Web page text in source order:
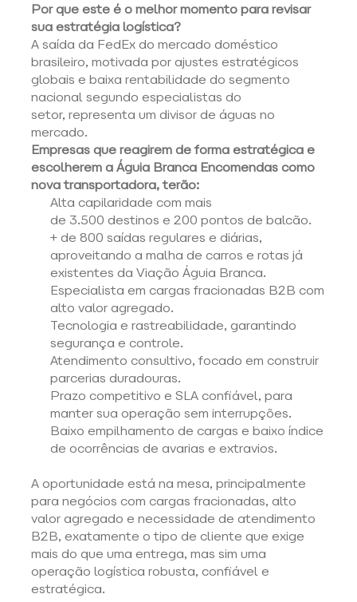
Por que este é o melhor momento para revisar
sua estratégia logística?
A saída da FedEx do mercado doméstico
brasileiro, motivada por ajustes estratégicos
globais e baixa rentabilidade do segmento
nacional segundo especialistas do
setor, representa um divisor de águas no
mercado.
Empresas que reagirem de forma estratégica e
escolherem a Águia Branca Encomendas como
nova transportadora, terão:
Alta capilaridade com mais
de 3.500 destinos e 200 pontos de balcão.
+ de 800 saídas regulares e diárias,
aproveitando a malha de carros e rotas já
existentes da Viação Águia Branca.
Especialista em cargas fracionadas B2B com
alto valor agregado.
Tecnologia e rastreabilidade, garantindo
segurança e controle.
Atendimento consultivo, focado em construir
parcerias duradouras.
Prazo competitivo e SLA confiável, para
manter sua operação sem interrupções.
Baixo empilhamento de cargas e baixo índice
de ocorrências de avarias e extravios.
A oportunidade está na mesa, principalmente
para negócios com cargas fracionadas, alto
valor agregado e necessidade de atendimento
B2B, exatamente o tipo de cliente que exige
mais do que uma entrega, mas sim uma
operação logística robusta, confiável e
estratégica.